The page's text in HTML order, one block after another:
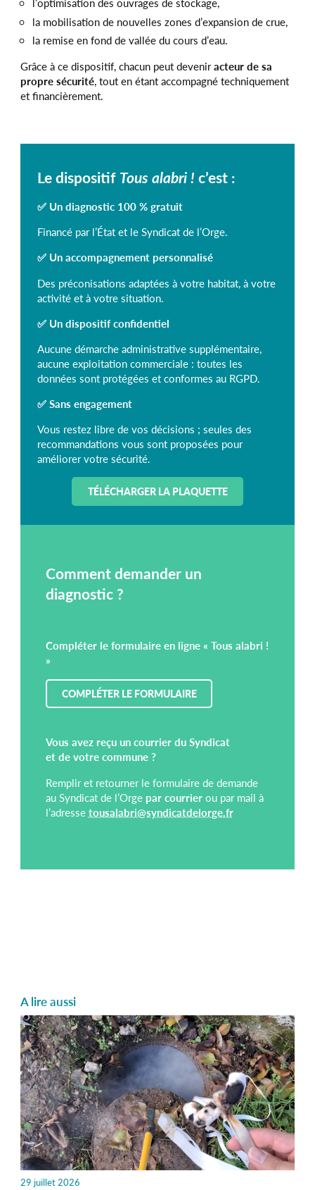
la mobilisation de nouvelles zones d’expansion de crue,
la remise en fond de vallée du cours d’eau.
Grâce à ce dispositif, chacun peut deveniracteur de sa
propre sécurité, tout en étant accompagné techniquement
et financièrement.
Le dispositif Tous alabri ! c’est :
✅ Un diagnostic 100 % gratuit
Financé par l’État et le Syndicat de l’Orge.
✅Un accompagnement personnalisé
Des préconisations adaptées à votre habitat, à votre
activité et à votre situation.
✅ Un dispositif confidentiel
Aucune démarche administrative supplémentaire,
aucune exploitation commerciale : toutes les
données sont protégées et conformes au RGPD.
✅ Sans engagement
Vous restez libre de vos décisions ; seules des
recommandations vous sont proposées pour
améliorer votre sécurité.
TÉLÉCHARGER LA PLAQUETTE
Comment demander un
diagnostic ?
Compléter le formulaire en ligne « Tous alabri !
»
COMPLÉTER LE FORMULAIRE
Vous avez reçu un courrier du Syndicat
et de votre commune ?
Remplir et retourner le formulaire de demande
au Syndicat de l’Orge par courrierou par mail à
l’adressetousalabri@syndicatdelorge.fr
A lire aussi
29 juillet 2026